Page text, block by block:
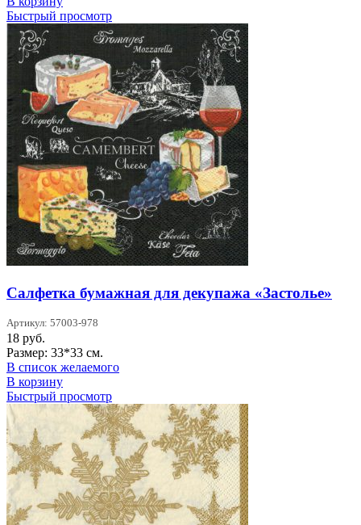
Быстрый просмотр
Салфетка бумажная для декупажа «Застолье»
Артикул: 57003-978
18 руб.
Размер: 33*33 см.
В список желаемого
В корзину
Быстрый просмотр